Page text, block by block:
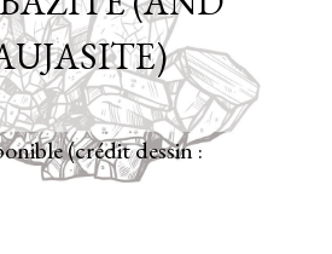
(crédit dessin :